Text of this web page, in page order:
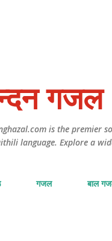
गजल
is the premier
language. Explore a
गजल बाल